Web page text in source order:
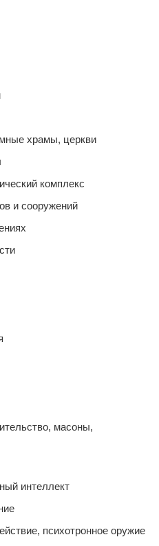
храмы, церкви
комплекс
и сооружений
масоны,
интеллект
психотронное оружие